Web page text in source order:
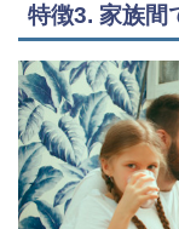
特徴3. 家族間